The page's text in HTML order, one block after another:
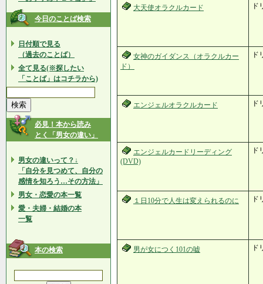
今日のことば検索
日付順で見る
（過去のことば）
全て見る(※探したい
「ことば」はコチラから)
必見！本から読み
とく「男女の違い」
男女の違いって？↓
「自分を見つめて、自分の
感情を知ろう…その方法」
男女・恋愛の本一覧
愛・夫婦・結婚の本
一覧
本の検索
大天使オラクルカード ド
女神のガイダンス（オラクルカー
ド）
ド
エンジェルオラクルカード ド
エンジェルカードリーディング
(DVD)
ド
１日10分で人生は変えられるのに ド
男が女につく101の嘘 ド